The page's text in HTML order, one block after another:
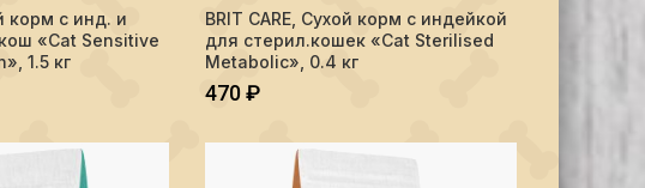
"Cat Sensitive Healthy Digestion", 0.4 кг
Сухой корм с инд. и ягнёнком д/взр.кош "Cat Sensitive Healthy Digestion", 1.5
В КОРЗИНУ
корм с инд. и
«Cat Sensitive
1.5 кг
Количество BRIT CARE, Сухой корм с индейкой для
В КОРЗИНУ
BRIT CARE, Сухой корм с индейкой
для стерил.кошек «Cat Sterilised
Metabolic», 0.4 кг
470₽